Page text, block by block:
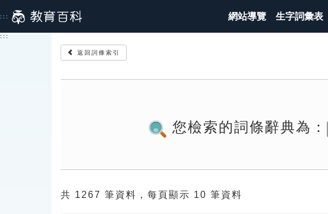
到
主
::: 網站導覽 生字詞彙表
:::
返回詞條索引
您檢索的詞條辭典為：
共 1267 筆資料，每頁顯示 10 筆資料